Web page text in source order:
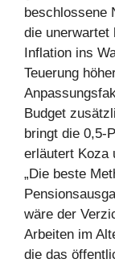
beschlossene
die unerwartet
Inflation ins
Teuerung
Budget
bringt die 0,5-
erläutert Koza
„Die beste
wäre der
Arbeiten im
die das